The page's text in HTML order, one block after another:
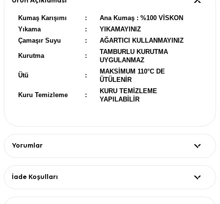
Kumaş Karışımı :
Ana Kumaş : %100 VİSKON
Yıkama
:
YIKAMAYINIZ
Çamaşır Suyu
: AĞARTICI KULLANMAYINIZ
Kurutma :
TAMBURLU KURUTMA
UYGULANMAZ
Ütü :
MAKSİMUM 110°C DE
ÜTÜLENİR
Kuru Temizleme :
KURU TEMİZLEME
YAPILABİLİR
Yorumlar
İade Koşulları